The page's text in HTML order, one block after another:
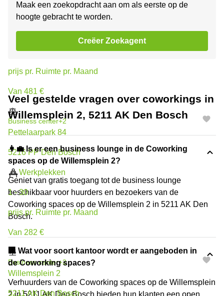
5211 BM 's-Hertogenbosch
Werkplekken
1 - 30
prijs pr. Ruimte pr. Maand
Van 481 €
Business center+2
Pettelaarpark 84
5216 PP Den Bosch
Werkplekken
1 - 30
prijs pr. Ruimte pr. Maand
Van 282 €
Business center+2
Willemsplein 2
5211 AK Den Bosch
Maak een zoekopdracht aan om als eerste op de
hoogte gebracht te worden.
Creëer Zoekagent
Veel gestelde vragen over coworkings in
Willemsplein 2, 5211 AK Den Bosch
👩‍💼 Is er een business lounge in de Coworking
spaces op de Willemsplein 2?
Geniet van gratis toegang tot de business lounge
beschikbaar voor huurders en bezoekers van de
Coworking spaces op de Willemsplein 2 in 5211 AK Den
Bosch.
‍🏢 Wat voor soort kantoor wordt er aangeboden in
de Coworking spaces?
Verhuurders van de Coworking spaces op de Willemsplein